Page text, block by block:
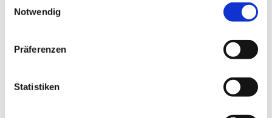
Notwendig
Präferenzen
Statistiken
Arbeiten effektiv für Sie um.
JETZT KONTAKTIEREN